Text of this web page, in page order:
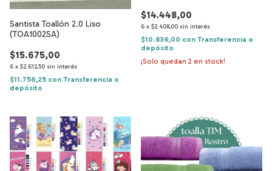
Santista Toallón 2.0 Liso
(TOA1002SA)
$15.675,00
6 x $2.612,50 sin interés
$11.756,25 con Transferencia o
depósito
$14.448,00
6 x $2.408,00 sin interés
$10.836,00 con Transferencia o
depósito
¡Solo quedan 2 en stock!